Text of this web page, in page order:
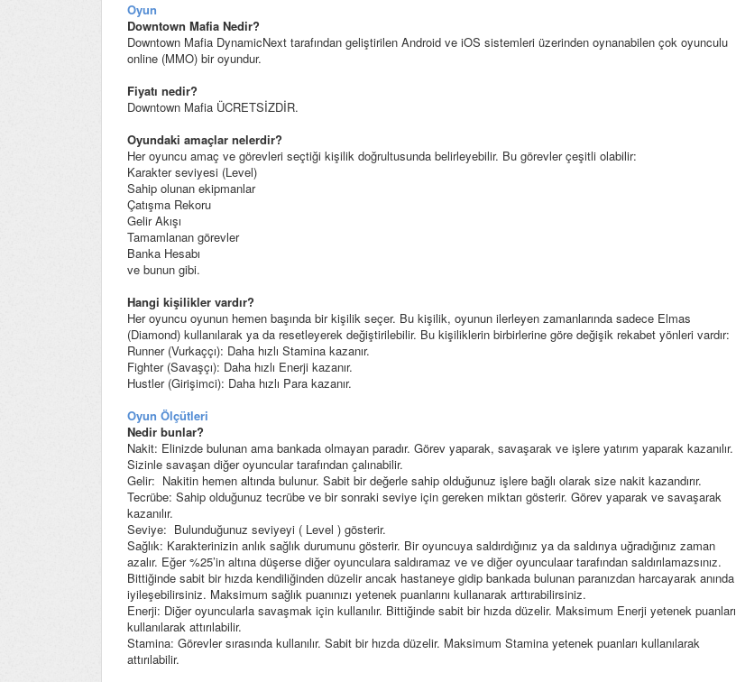
Oyun
Downtown Mafia Nedir?
Downtown Mafia DynamicNext tarafından geliştirilen Android ve iOS sistemleri üzerinden oynanabilen çok oyunculu
online (MMO) bir oyundur.
Fiyatı nedir?
Downtown Mafia ÜCRETSİZDİR.
Oyundaki amaçlar nelerdir?
Her oyuncu amaç ve görevleri seçtiği kişilik doğrultusunda belirleyebilir. Bu görevler çeşitli olabilir:
Karakter seviyesi (Level)
Sahip olunan ekipmanlar
Çatışma Rekoru
Gelir Akışı
Tamamlanan görevler
Banka Hesabı
ve bunun gibi.
Hangi kişilikler vardır?
Her oyuncu oyunun hemen başında bir kişilik seçer. Bu kişilik, oyunun ilerleyen zamanlarında sadece Elmas
(Diamond) kullanılarak ya da resetleyerek değiştirilebilir. Bu kişiliklerin birbirlerine göre değişik rekabet yönleri vardır:
Runner (Vurkaççı): Daha hızlı Stamina kazanır.
Fighter (Savaşçı): Daha hızlı Enerji kazanır.
Hustler (Girişimci): Daha hızlı Para kazanır.
Oyun Ölçütleri
Nedir bunlar?
Nakit: Elinizde bulunan ama bankada olmayan paradır. Görev yaparak, savaşarak ve işlere yatırım yaparak kazanılır.
Sizinle savaşan diğer oyuncular tarafından çalınabilir.
Gelir: Nakitin hemen altında bulunur. Sabit bir değerle sahip olduğunuz işlere bağlı olarak size nakit kazandırır.
Tecrübe: Sahip olduğunuz tecrübe ve bir sonraki seviye için gereken miktarı gösterir. Görev yaparak ve savaşarak
kazanılır.
Seviye: Bulunduğunuz seviyeyi ( Level ) gösterir.
Sağlık: Karakterinizin anlık sağlık durumunu gösterir. Bir oyuncuya saldırdığınız ya da saldırıya uğradığınız zaman
azalır. Eğer %25’in altına düşerse diğer oyunculara saldıramaz ve ve diğer oyunculaar tarafından saldırılamazsınız.
Bittiğinde sabit bir hızda kendiliğinden düzelir ancak hastaneye gidip bankada bulunan paranızdan harcayarak anında
iyileşebilirsiniz. Maksimum sağlık puanınızı yetenek puanlarını kullanarak arttırabilirsiniz.
Enerji: Diğer oyuncularla savaşmak için kullanılır. Bittiğinde sabit bir hızda düzelir. Maksimum Enerji yetenek puanları
kullanılarak attırılabilir.
Stamina: Görevler sırasında kullanılır. Sabit bir hızda düzelir. Maksimum Stamina yetenek puanları kullanılarak
attırılabilir.